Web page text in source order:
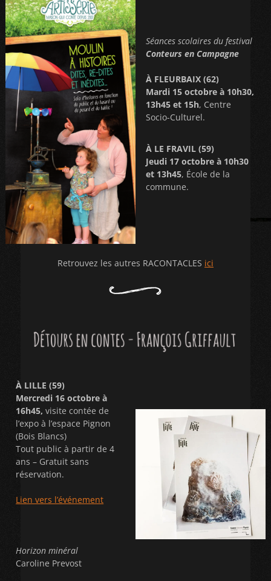
Séances scolaires du festival
Conteurs en Campagne
À FLEURBAIX (62)
Mardi 15 octobre à 10h30,
13h45 et 15h, Centre
Socio-Culturel.
À LE FRAVIL (59)
Jeudi 17 octobre à 10h30
et 13h45, École de la
commune.
Retrouvez les autres RACONTACLES ici
À LILLE (59)
Mercredi 16 octobre à
16h45, visite contée de
l’expo à l’espace Pignon
(Bois Blancs)
Tout public à partir de 4
ans – Gratuit sans
réservation.
Lien vers l’événement
Horizon minéral
Caroline Prevost